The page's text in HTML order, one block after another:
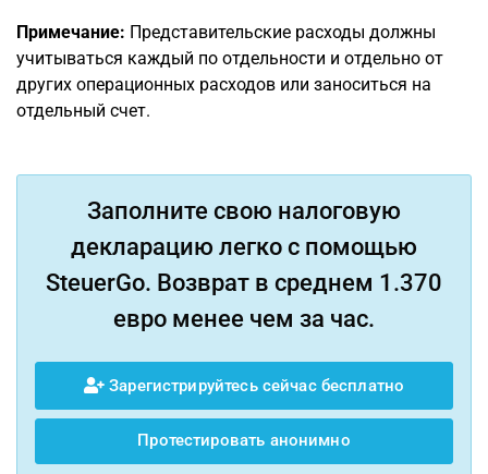
Примечание: Представительские расходы должны
учитываться каждый по отдельности и отдельно от
других операционных расходов или заноситься на
отдельный счет.
Заполните свою налоговую
декларацию легко с помощью
SteuerGo. Возврат в среднем 1.370
евро менее чем за час.
Зарегистрируйтесь сейчас бесплатно
Протестировать анонимно